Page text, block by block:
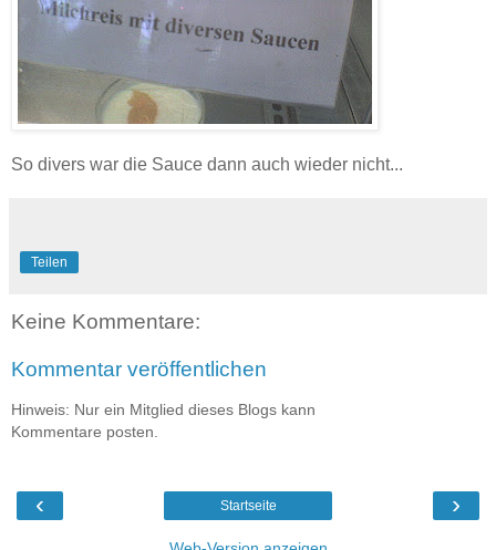
So divers war die Sauce dann auch wieder nicht...
Teilen
Keine Kommentare:
Kommentar veröffentlichen
Hinweis: Nur ein Mitglied dieses Blogs kann
Kommentare posten.
‹ ›
Startseite